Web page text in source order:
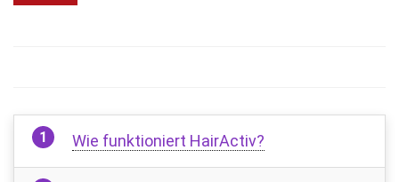
Wie funktioniert HairActiv?